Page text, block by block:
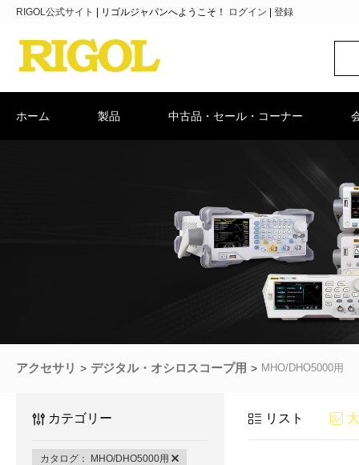
RIGOL公式サイト リゴルジャパンへようこそ！ ログイン 登録
ホーム 製品 中古品・セール・コーナー
アクセサリ デジタル・オシロスコープ用 MHO/DHO5000用
カテゴリー
カタログ： MHO/DHO5000用
リスト